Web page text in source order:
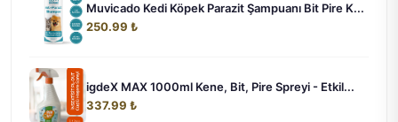
Muvicado Kedi Köpek Parazit Şampuanı Bit Pire K...
250.99 ₺
igdeX MAX 1000ml Kene, Bit, Pire Spreyi - Etkil...
337.99 ₺